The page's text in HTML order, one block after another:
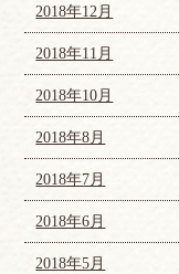
2018年12月
2018年11月
2018年10月
2018年8月
2018年7月
2018年6月
2018年5月